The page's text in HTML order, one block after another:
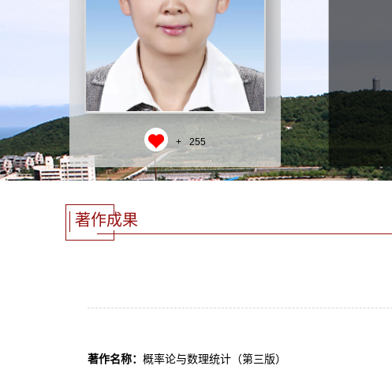
+ 255
著作成果
著作名称： 概率论与数理统计（第三版）